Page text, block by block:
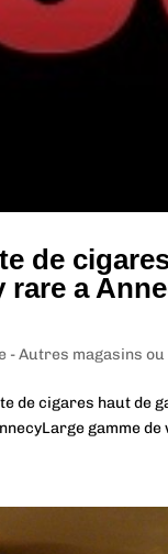
de
a
- Autres magasins
de cigares haut de
gamme